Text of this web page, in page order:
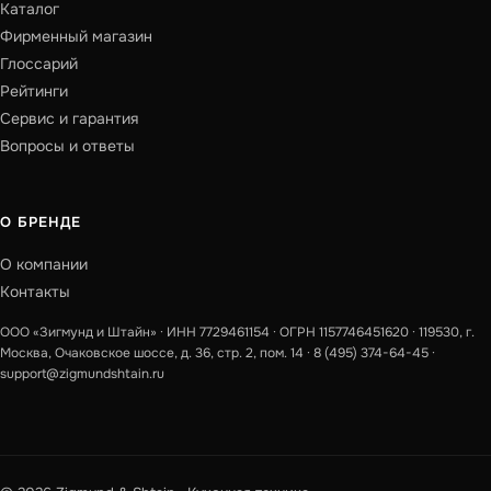
Каталог
Фирменный магазин
Глоссарий
Рейтинги
Сервис и гарантия
Вопросы и ответы
О БРЕНДЕ
О компании
Контакты
ООО «Зигмунд и Штайн» · ИНН 7729461154 · ОГРН 1157746451620 · 119530, г.
Москва, Очаковское шоссе, д. 36, стр. 2, пом. 14 · 8 (495) 374-64-45 ·
support@zigmundshtain.ru